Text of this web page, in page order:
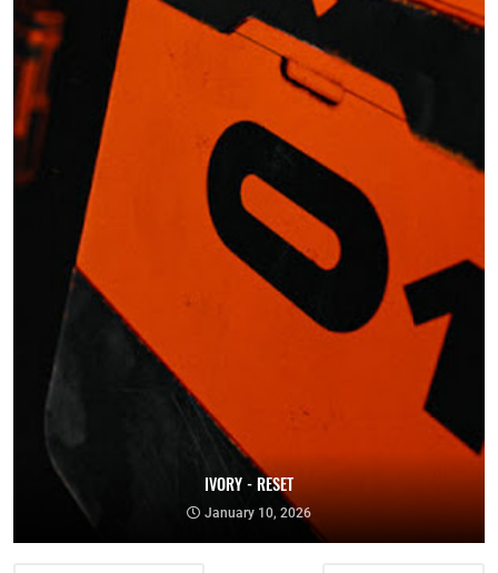
IVORY - RESET
January 10, 2026